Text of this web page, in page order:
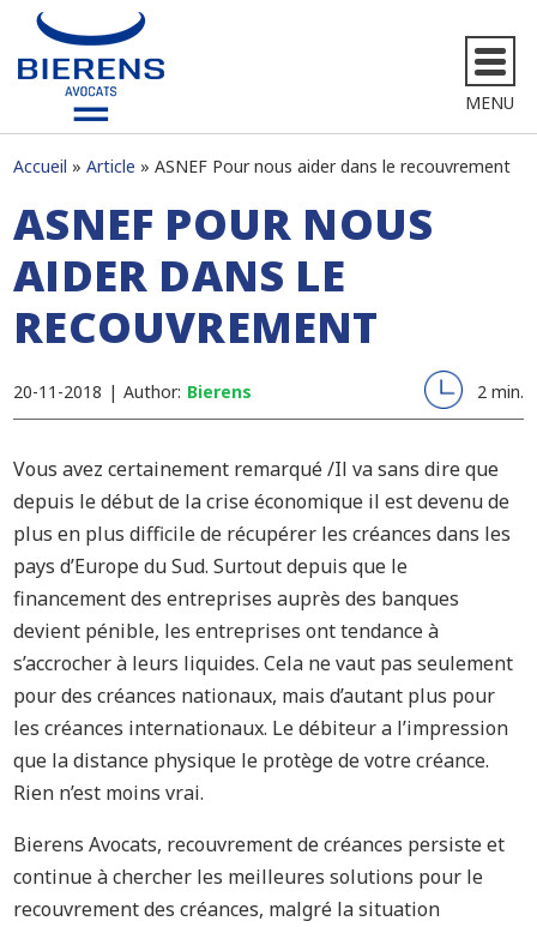
MENU
Accueil Article ASNEF Pour nous aider dans le recouvrement
ASNEF POUR NOUS
AIDER DANS LE
RECOUVREMENT
20-11-2018 | Author: Bierens 2 min.
Vous avez certainement remarqué /Il va sans dire que
depuis le début de la crise économique il est devenu de
plus en plus difficile de récupérer les créances dans les
pays d’Europe du Sud. Surtout depuis que le
financement des entreprises auprès des banques
devient pénible, les entreprises ont tendance à
s’accrocher à leurs liquides. Cela ne vaut pas seulement
pour des créances nationaux, mais d’autant plus pour
les créances internationaux. Le débiteur a l’impression
que la distance physique le protège de votre créance.
Rien n’est moins vrai.
Bierens Avocats, recouvrement de créances persiste et
continue à chercher les meilleures solutions pour le
recouvrement des créances, malgré la situation